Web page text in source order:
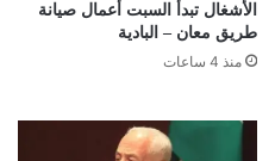
الأشغال تبدأ السبت أعمال صيانة
طريق معان – البادية
منذ 4 ساعات